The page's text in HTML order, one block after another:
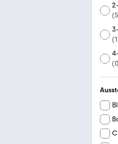
(
(1
(0